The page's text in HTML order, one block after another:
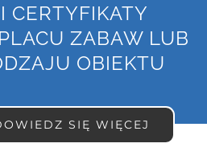
CERTYFIKATY
ZABAW LUB
OBIEKTU
SIĘ WIĘCEJ